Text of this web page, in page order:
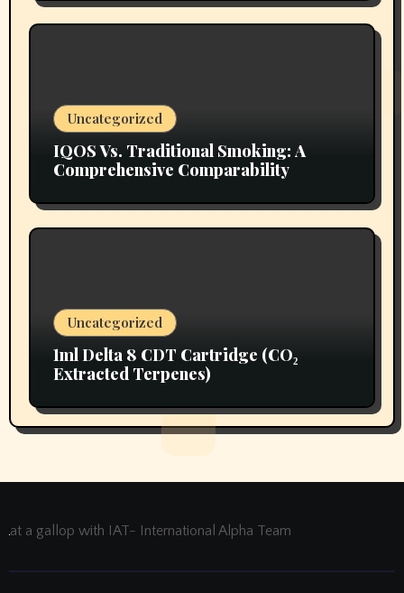
Uncategorized
IQOS Vs. Traditional Smoking: A
Comprehensive Comparability
Uncategorized
1ml Delta 8 CDT Cartridge (CO₂
Extracted Terpenes)
at a gallop with IAT- International Alpha Team